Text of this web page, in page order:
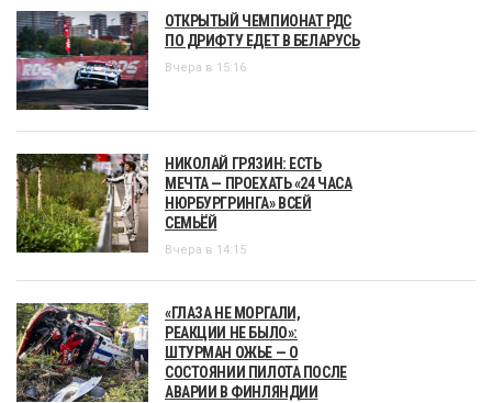
ОТКРЫТЫЙ ЧЕМПИОНАТ РДС
ПО ДРИФТУ ЕДЕТ В БЕЛАРУСЬ
Вчера в 15:16
НИКОЛАЙ ГРЯЗИН: ЕСТЬ
МЕЧТА — ПРОЕХАТЬ «24 ЧАСА
НЮРБУРГРИНГА» ВСЕЙ
СЕМЬЁЙ
Вчера в 14:15
«ГЛАЗА НЕ МОРГАЛИ,
РЕАКЦИИ НЕ БЫЛО»:
ШТУРМАН ОЖЬЕ — О
СОСТОЯНИИ ПИЛОТА ПОСЛЕ
АВАРИИ В ФИНЛЯНДИИ